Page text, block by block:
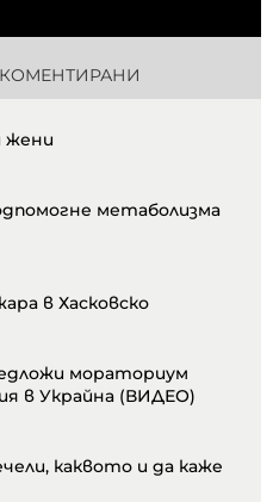
КОМЕНТИРАНИ
жени
метаболизма
в Хасковско
мораториум
в Украйна (ВИДЕО)
каквото и да каже